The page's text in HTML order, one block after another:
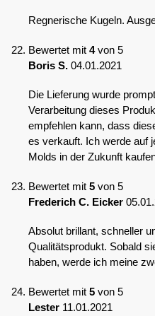
Regnerische Kugeln.
Bewertet mit 4von 5
Boris S. 04.01.2021
Die Lieferung wurde
Verarbeitung dieses
empfehlen kann, dass
es verkauft. Ich werde auf
Molds in der Zukunft
Bewertet mit 5 von 5
Frederich C. Eicker
Absolut brillant, schneller
Qualitätsprodukt. Sobald
haben, werde ich meine
Bewertet mit 5 von 5
Lester 11.01.2021